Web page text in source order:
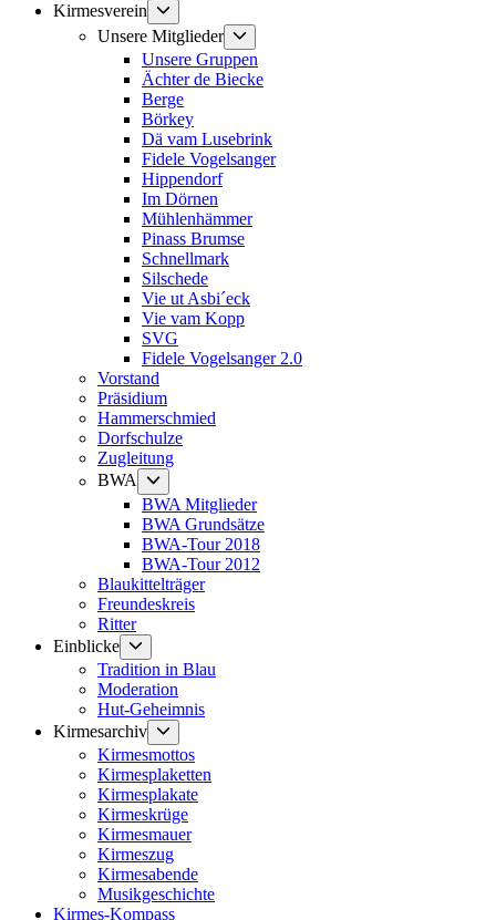
Kirmesverein
anzeigen
Unsere Mitglieder
anzeigen
Unsere Gruppen
Ächter de Biecke
Berge
Börkey
Dä vam Lusebrink
Fidele Vogelsanger
Hippendorf
Im Dörnen
Mühlenhämmer
Pinass Brumse
Schnellmark
Silschede
Vie ut Asbi´eck
Vie vam Kopp
SVG
Fidele Vogelsanger 2.0
Vorstand
Präsidium
Hammerschmied
Dorfschulze
Zugleitung
BWA
Untermenü
anzeigen
BWA Mitglieder
BWA Grundsätze
BWA-Tour 2018
BWA-Tour 2012
Blaukittelträger
Freundeskreis
Ritter
Einblicke
anzeigen
Tradition in Blau
Moderation
Hut-Geheimnis
Kirmesarchiv
anzeigen
Kirmesmottos
Kirmesplaketten
Kirmesplakate
Kirmeskrüge
Kirmesmauer
Kirmeszug
Kirmesabende
Musikgeschichte
Kirmes-Kompass